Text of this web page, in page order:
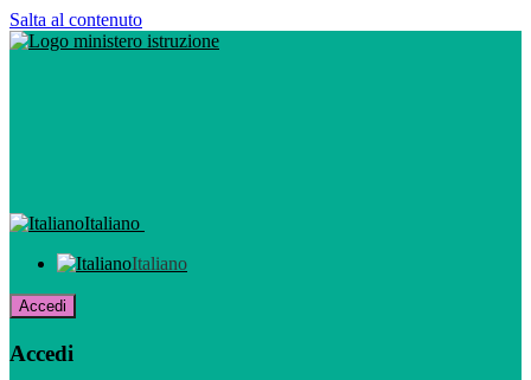
Salta al contenuto
Italiano
Italiano
Accedi
Accedi